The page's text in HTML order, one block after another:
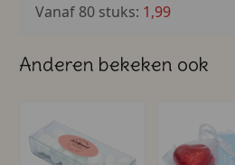
Vanaf 80 stuks: 1,99
Anderen bekeken ook